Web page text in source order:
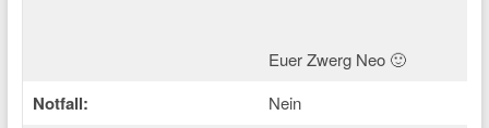
Euer Zwerg Neo 🙂
Notfall: Nein